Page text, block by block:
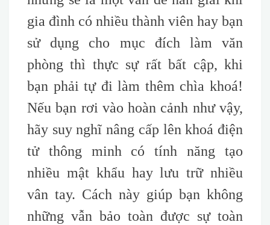
gia đình có nhiều thành viên hay bạn
sử dụng cho mục đích làm văn
phòng thì thực sự rất bất cập, khi
bạn phải tự đi làm thêm chìa khoá!
Nếu bạn rơi vào hoàn cảnh như vậy,
hãy suy nghĩ nâng cấp lên khoá điện
tử thông minh có tính năng tạo
nhiều mật khẩu hay lưu trữ nhiều
vân tay. Cách này giúp bạn không
những vẫn bảo toàn được sự toàn